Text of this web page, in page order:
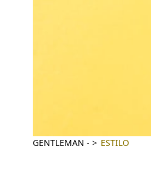
GENTLEMAN - ESTILO